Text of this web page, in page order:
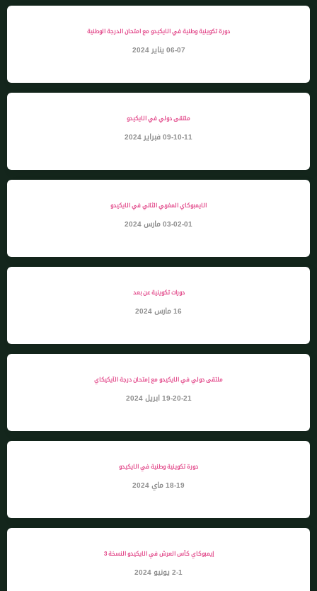
دورة تكوينية وطنية في الايكيدو مع امتحان الدرجة الوطنية
06-07 يناير 2024
ملتقى دولي في الايكيدو
09-10-11 فبراير 2024
الايمبوكاي المغربي الثاني في الايكيدو
03-02-01 مارس 2024
دورات تكوينية عن بعد
16 مارس 2024
ملتقى دولي في الايكيدو مع إمتحان درجة الآيكيكاي
19-20-21 ابريل 2024
دورة تكوينية وطنية في الايكيدو
18-19 ماي 2024
إيمبوكاي كأس العرش في الايكيدو النسخة 3
2-1 يونيو 2024